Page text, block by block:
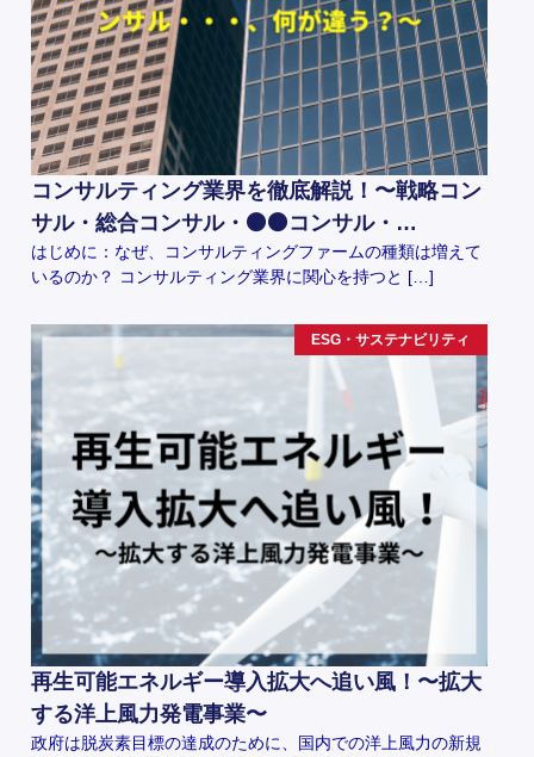
コンサルティング業界を徹底解説！〜戦略コン
サル・総合コンサル・⚫️⚫️コンサル・…
はじめに：なぜ、コンサルティングファームの種類は増えて
いるのか？ コンサルティング業界に関心を持つと […]
ESG・サステナビリティ
再生可能エネルギー導入拡大へ追い風！〜拡大
する洋上風力発電事業〜
政府は脱炭素目標の達成のために、国内での洋上風力の新規